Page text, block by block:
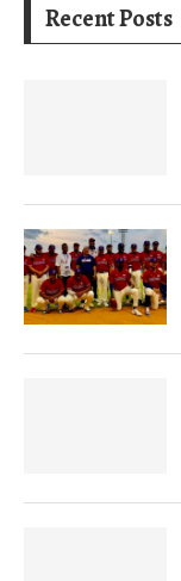
Recent Posts